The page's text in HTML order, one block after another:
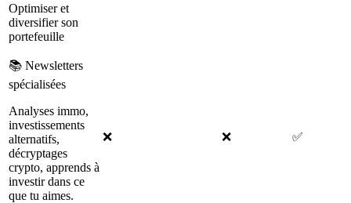
Optimiser et
diversifier son
portefeuille
📚 Newsletters
spécialisées
Analyses immo,
investissements
alternatifs,
décryptages
crypto, apprends à
investir dans ce
que tu aimes.
❌ ❌ ✅